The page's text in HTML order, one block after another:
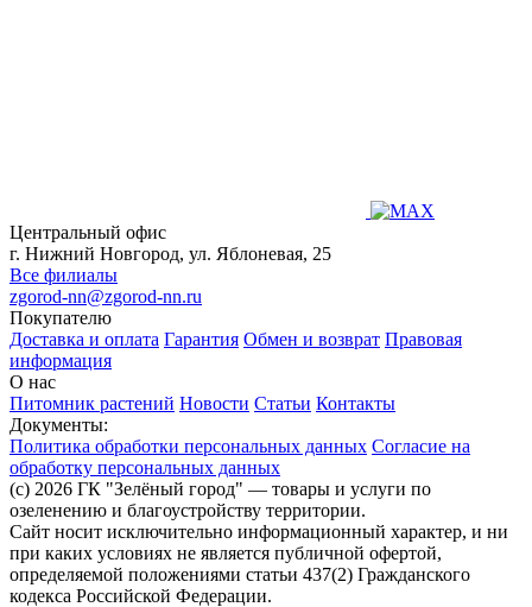
Центральный офис
г. Нижний Новгород, ул. Яблоневая, 25
Все филиалы
zgorod-nn@zgorod-nn.ru
Покупателю
Доставка и оплата Гарантия Обмен и возврат Правовая
информация
О нас
Питомник растений Новости Статьи Контакты
Документы:
Политика обработки персональных данных Согласие на
обработку персональных данных
(c) 2026 ГК "Зелёный город" — товары и услуги по
озеленению и благоустройству территории.
Сайт носит исключительно информационный характер, и ни
при каких условиях не является публичной офертой,
определяемой положениями статьи 437(2) Гражданского
кодекса Российской Федерации.